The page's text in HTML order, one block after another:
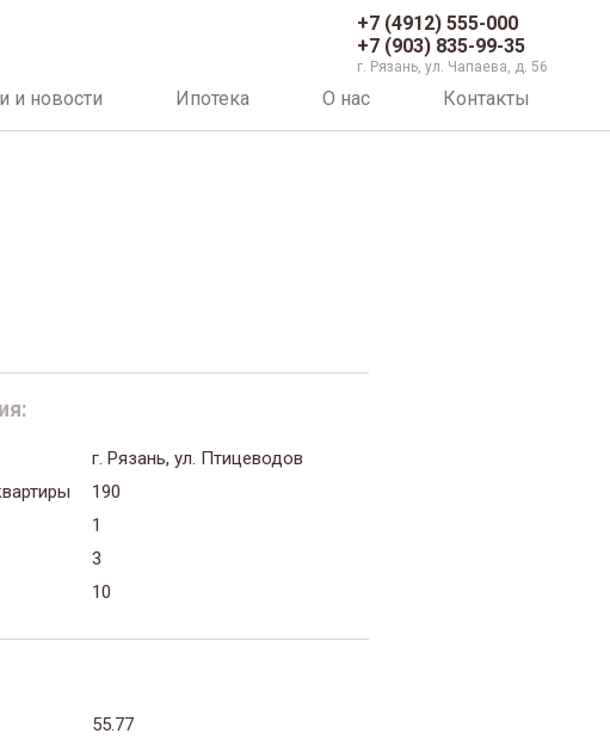
+7 (4912) 555-000
+7 (903) 835-99-35
г. Рязань, ул. Чапаева, д. 56
и новости Ипотека О нас
Контакты
г. Рязань, ул. Птицеводов
190
1
3
10
55.77